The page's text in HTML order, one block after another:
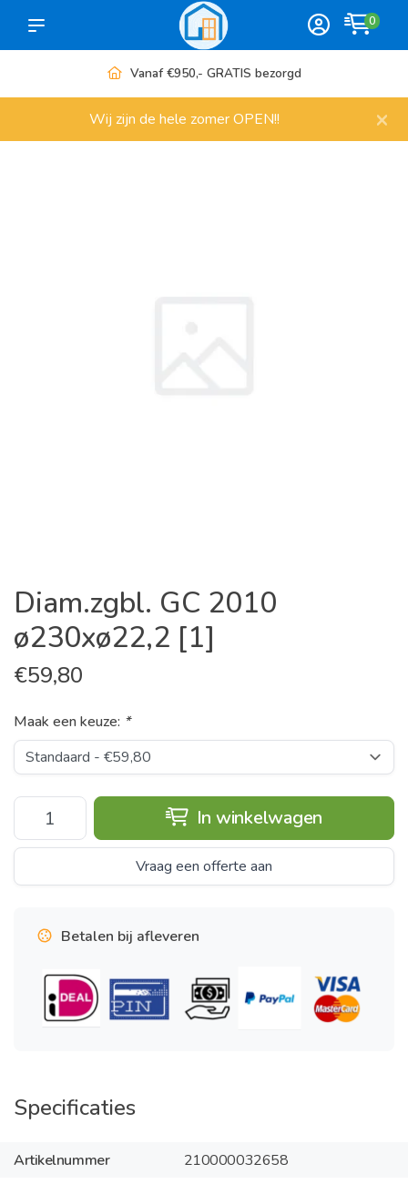
0
Vanaf €950,- GRATIS bezorgd
Wij zijn de hele zomer OPEN!! ×
Diam.zgbl. GC 2010
ø230xø22,2 [1]
€59,80
Maak een keuze: *
In winkelwagen
Vraag een offerte aan
Betalen bij afleveren
Specificaties
Artikelnummer
210000032658